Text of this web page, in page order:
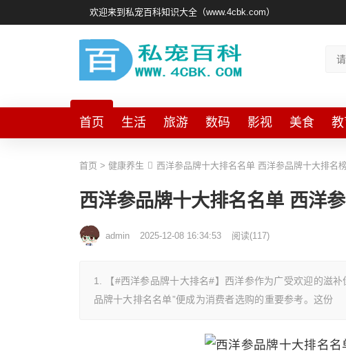
欢迎来到私宠百科知识大全（www.4cbk.com）
首页 生活 旅游 数码 影视 美食 教
首页 > 健康养生 西洋参品牌十大排名名单 西洋参品牌十大排名
西洋参品牌十大排名名单 西洋
admin 2025-12-08 16:34:53 阅读(117)
1. 【#西洋参品牌十大排名#】西洋参作为广受欢迎的滋
品牌十大排名名单”便成为消费者选购的重要参考。这份